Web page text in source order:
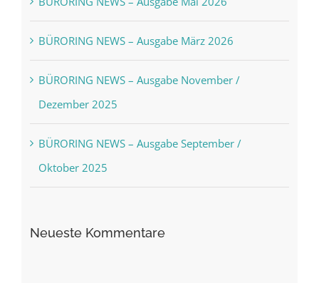
BÜRORING NEWS – Ausgabe März 2026
BÜRORING NEWS – Ausgabe November /
Dezember 2025
BÜRORING NEWS – Ausgabe September /
Oktober 2025
Neueste Kommentare